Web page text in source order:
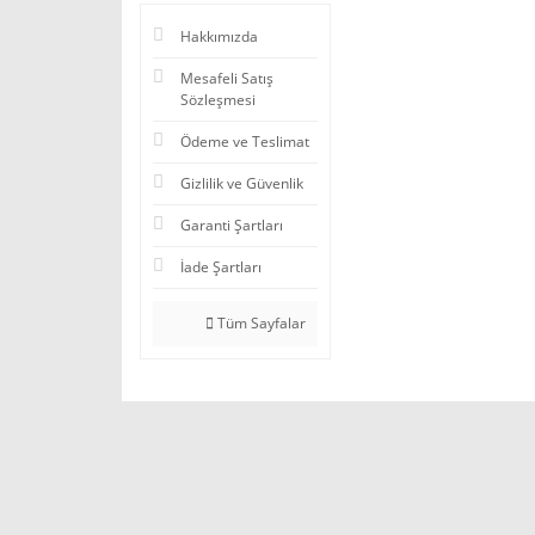
Hakkımızda
Mesafeli Satış
Sözleşmesi
Ödeme ve Teslimat
Gizlilik ve Güvenlik
Garanti Şartları
İade Şartları
Tüm Sayfalar